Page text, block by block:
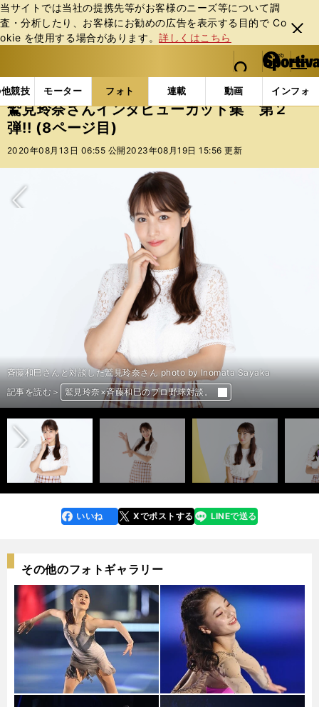
当サイトでは当社の提携先等がお客様のニーズ等について調
査・分析したり、お客様にお勧めの広告を表⽰する⽬的で Co
okie を使⽤する場合があります。詳しくはこちら
閉じ
る
web Sportiva (webスポルティーバ)
検索
マイペ
ー
ジ
メニュ
競技 モーター フォト 連載 動画 インフォ
b
ス
ポ
ル
バ
フォトギャラリー スポーツビーナスギャラリー 鷲
鷲見玲奈さんインタビューカット集 第２
弾!! (8ページ目)
2020年08月13日 06:55 公開 2023年08月19日 15:56 更新
鷲見玲奈×斉藤和巳のプロ野球対談。
鷲見玲奈×斉藤和巳のプロ野球対談。
鷲見玲奈×斉藤和巳のプロ野球対談。
鷲見玲奈×斉藤和巳のプロ野球対談。
鷲見玲奈×斉藤和巳のプロ野球対談。
鷲見玲奈×斉藤和巳のプロ野球対談。
鷲見玲奈×斉藤和巳のプロ野球対談。
斉藤和巳さんと対談した鷲見玲奈さん photo by Inomata Sayaka
記事を読む＞
鷲見玲奈×斉藤和巳のプロ野球対談。
鷲見玲奈×斉藤和巳のプロ野球対談。
鷲見玲奈×斉藤和巳のプロ野球対談。
前へ
faceboo
k
いいね Xでポストする
line LINEで送る
その他のフォトギャラリー